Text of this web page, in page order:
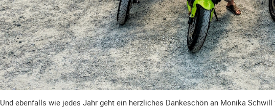
Und ebenfalls wie jedes Jahr geht ein herzliches Dankeschön an Monika